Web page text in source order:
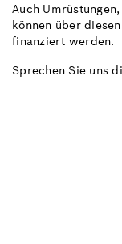
Auch
können über
finanziert werden.
Sprechen Sie uns